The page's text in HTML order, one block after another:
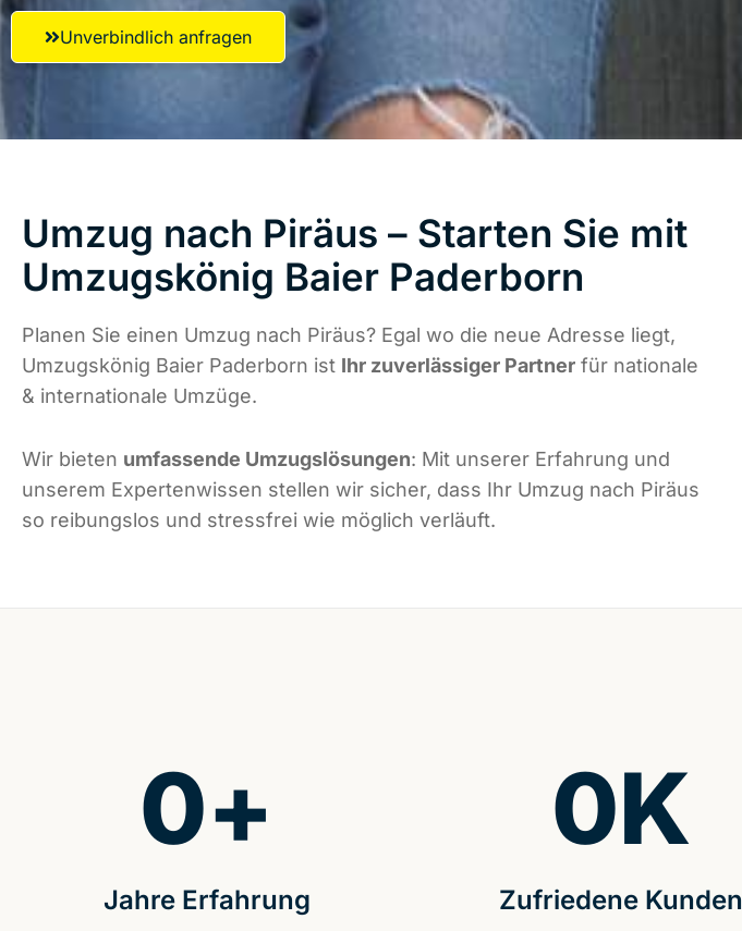
Unverbindlich anfragen
Umzug nach Piräus – Starten Sie mit
Umzugskönig Baier Paderborn
Planen Sie einen Umzug nach Piräus? Egal wo die neue Adresse liegt,
Umzugskönig Baier Paderborn ist Ihr zuverlässiger Partner für nationale
& internationale Umzüge.
Wir bieten umfassende Umzugslösungen: Mit unserer Erfahrung und
unserem Expertenwissen stellen wir sicher, dass Ihr Umzug nach Piräus
so reibungslos und stressfrei wie möglich verläuft.
Jahre Erfahrung
0+
Zufriedene Kunden
0K